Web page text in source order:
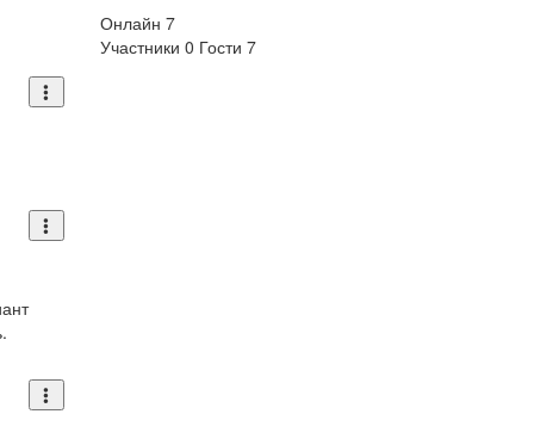
Онлайн 7
Участники 0 Гости 7